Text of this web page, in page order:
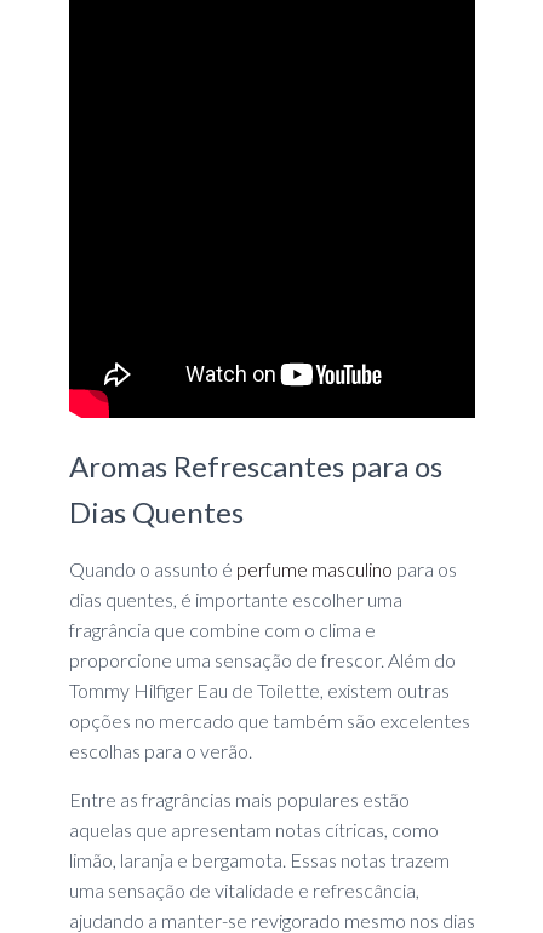
Aromas Refrescantes para os
Dias Quentes
Quando o assunto é perfume masculino para os
dias quentes, é importante escolher uma
fragrância que combine com o clima e
proporcione uma sensação de frescor. Além do
Tommy Hilfiger Eau de Toilette, existem outras
opções no mercado que também são excelentes
escolhas para o verão.
Entre as fragrâncias mais populares estão
aquelas que apresentam notas cítricas, como
limão, laranja e bergamota. Essas notas trazem
uma sensação de vitalidade e refrescância,
ajudando a manter-se revigorado mesmo nos dias